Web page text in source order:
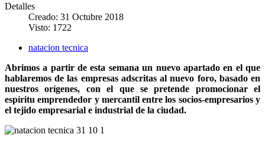
Detalles
Creado: 31 Octubre 2018
Visto: 1722
natacion tecnica
Abrimos a partir de esta semana un nuevo apartado en el que
hablaremos de las empresas adscritas al nuevo foro, basado en
nuestros orígenes, con el que se pretende promocionar el
espíritu emprendedor y mercantil entre los socios-empresarios y
el tejido empresarial e industrial de la ciudad.